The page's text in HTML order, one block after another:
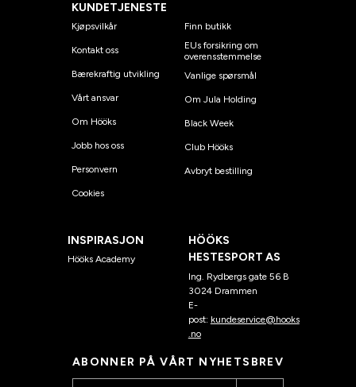
KUNDETJENESTE
Kjøpsvilkår
Kontakt oss
Bærekraftig utvikling
Vårt ansvar
Om Hööks
Jobb hos oss
Personvern
Cookies
Finn butikk
EUs forsikring om
overensstemmelse
Vanlige spørsmål
Om Jula Holding
Black Week
Club Hööks
Avbryt bestilling
INSPIRASJON
Hööks Academy
HÖÖKS
HESTESPORT AS
Ing. Rydbergs gate 56 B
3024 Drammen
E-
post: kundeservice@hooks
.no
ABONNER PÅ VÅRT NYHETSBREV